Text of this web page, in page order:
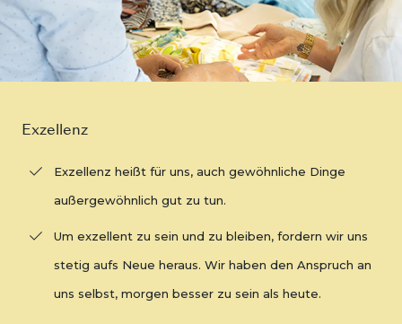
Exzellenz
Exzellenz heißt für uns, auch gewöhnliche Dinge
außergewöhnlich gut zu tun.
Um exzellent zu sein und zu bleiben, fordern wir uns
stetig aufs Neue heraus. Wir haben den Anspruch an
uns selbst, morgen besser zu sein als heute.